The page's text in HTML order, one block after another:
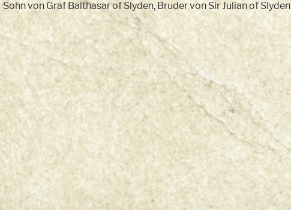
Sohn von Graf Balthasar of Slyden, Bruder von Sir Julian of Slyden